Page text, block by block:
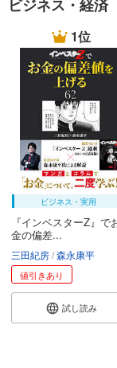
ビジネス・経済
1位
ビジネス・実用
『インベスターZ』で
金の偏差...
三田紀房 森永康平
値引きあり
試し読み